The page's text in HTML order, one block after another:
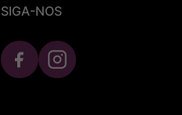
SIGA-NOS